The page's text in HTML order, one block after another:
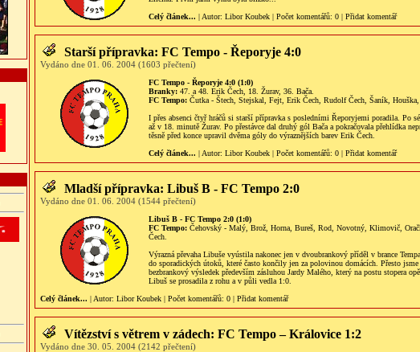
Celý článek... | Autor: Libor Koubek | Počet komentářů: 0 | Přidat komentář
Starší přípravka: FC Tempo - Řeporyje 4:0
Vydáno dne 01. 06. 2004 (1603 přečtení)
FC Tempo - Řeporyje 4:0 (1:0)
Branky: 47. a 48. Erik Čech, 18. Žurav, 36. Bača.
FC Tempo: Čutka - Štech, Stejskal, Fejt, Erik Čech, Rudolf Čech, Šaník, Houška,
I přes absenci čtyř hráčů si starší přípravka s posledními Řeporyjemi poradila. Po
až v 18. minutě Žurav. Po přestávce dal druhý gól Bača a pokračovala přehlídka
těsně před konce upravil dvěma góly do výraznějších barev Erik Čech.
Celý článek... | Autor: Libor Koubek | Počet komentářů: 0 | Přidat komentář
Mladší přípravka: Libuš B - FC Tempo 2:0
Vydáno dne 01. 06. 2004 (1544 přečtení)
Libuš B - FC Tempo 2:0 (1:0)
FC Tempo: Čehovský - Malý, Brož, Horna, Bureš, Rod, Novotný, Klimovič,
Čech.
Výrazná převaha Libuše vyústila nakonec jen v dvoubrankový příděl v brance
do sporadických útoků, které často končily jen za polovinou domácích. Přesto
bezbrankový výsledek především zásluhou Jardy Malého, který na postu stopera
Libuš se prosadila z rohu a v půli vedla 1:0.
Celý článek... | Autor: Libor Koubek | Počet komentářů: 0 | Přidat komentář
Vítězství s větrem v zádech: FC Tempo – Královice 1:2
Vydáno dne 30. 05. 2004 (2142 přečtení)